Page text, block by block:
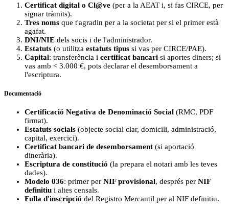
Certificat digital o Cl@ve (per a la AEAT i, si fas CIRCE, per
signar tràmits).
Tres noms que t'agradin per a la societat per si el primer està
agafat.
DNI/NIE dels socis i de l'administrador.
Estatuts (o utilitza estatuts tipus si vas per CIRCE/PAE).
Capital: transferència i certificat bancari si aportes diners; si
vas amb < 3.000 €, pots declarar el desemborsament a
l'escriptura.
Documentació
Certificació Negativa de Denominació Social (RMC, PDF
firmat).
Estatuts socials (objecte social clar, domicili, administració,
capital, exercici).
Certificat bancari de desemborsament (si aportació
dinerària).
Escriptura de constitució (la prepara el notari amb les teves
dades).
Modelo 036: primer per NIF provisional, després per NIF
definitiu i altes censals.
Fulla d'inscripció del Registro Mercantil per al NIF definitiu.